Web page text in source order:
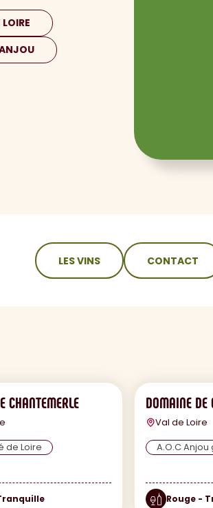
LES VINS CONTACT
CHANTEMERLE
de Loire
DOMAINE DE
Val de Loire
A.O.C
Rouge -